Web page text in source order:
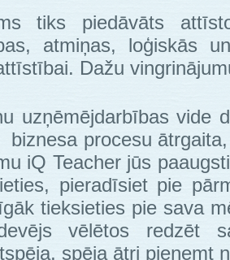
tiks piedāvāts
atmiņas, loģiskās
Dažu
uzņēmējdarbības vide
biznesa procesu
iQ Teacher jūs
pieradīsiet pie
tieksieties pie sava
vēlētos redzēt
spēja ātri pieņemt